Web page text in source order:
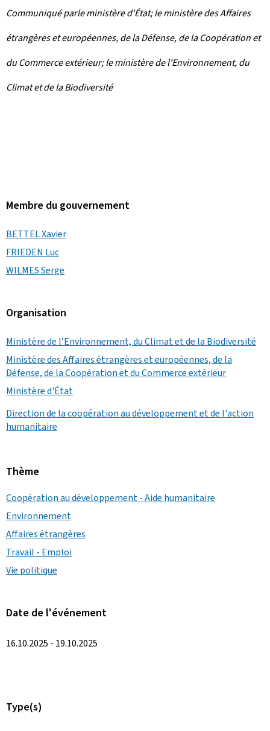
Communiqué parle ministère d'État; le ministère des Affaires
étrangères et européennes, de la Défense, de la Coopération et
du Commerce extérieur; le ministère de l'Environnement, du
Climat et de la Biodiversité
Membre du gouvernement
BETTEL Xavier
FRIEDEN Luc
WILMES Serge
Organisation
Ministère de l’Environnement, du Climat et de la Biodiversité
Ministère des Affaires étrangères et européennes, de la
Défense, de la Coopération et du Commerce extérieur
Ministère d'État
Direction de la coopération au développement et de l'action
humanitaire
Thème
Coopération au développement - Aide humanitaire
Environnement
Affaires étrangères
Travail - Emploi
Vie politique
Date de l'événement
16.10.2025 - 19.10.2025
Type(s)